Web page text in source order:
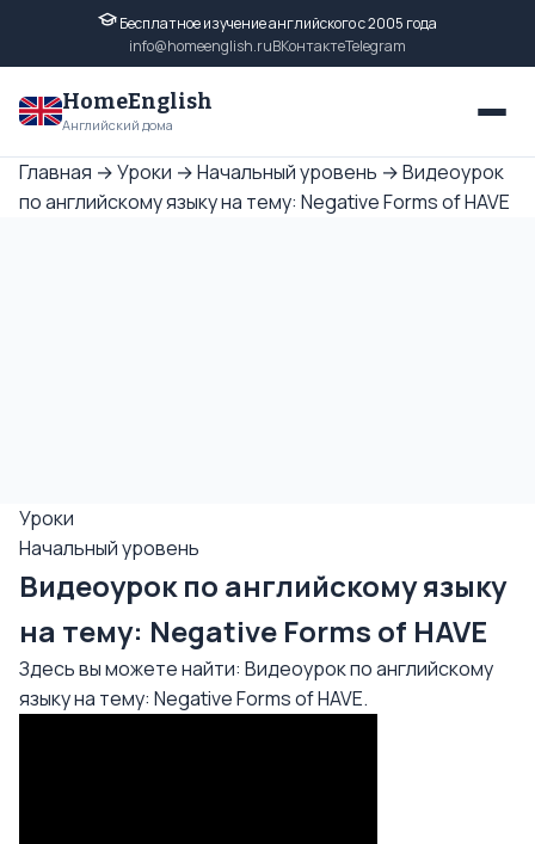
Бесплатное изучение английского с 2005 года
info@homeenglish.ruВКонтактеTelegram
HomeEnglish
Английский дома
Главная →Уроки →Начальный уровень →Видеоурок
по английскому языку на тему: Negative Forms of HAVE
Уроки
Начальный уровень
Видеоурок по английскому языку
на тему: Negative Forms of HAVE
Здесь вы можете найти: Видеоурок по английскому
языку на тему: Negative Forms of HAVE.